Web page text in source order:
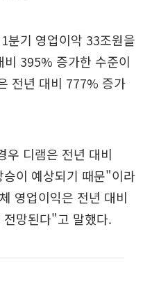
분기 영업이악 33조원을
395% 증가한 수준이
전년 대비 777% 증가
우 디램은 전년 대비
이 예상되기 때문"이라
영업이익은 전년 대비
망된다"고 말했다.